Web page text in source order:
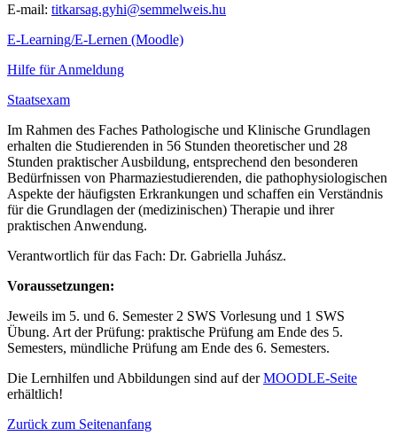
E-mail: titkarsag.gyhi@semmelweis.hu
E-Learning/E-Lernen (Moodle)
Hilfe für Anmeldung
Staatsexam
Im Rahmen des Faches Pathologische und Klinische Grundlagen
erhalten die Studierenden in 56 Stunden theoretischer und 28
Stunden praktischer Ausbildung, entsprechend den besonderen
Bedürfnissen von Pharmaziestudierenden, die pathophysiologischen
Aspekte der häufigsten Erkrankungen und schaffen ein Verständnis
für die Grundlagen der (medizinischen) Therapie und ihrer
praktischen Anwendung.
Verantwortlich für das Fach: Dr. Gabriella Juhász.
Voraussetzungen:
Jeweils im 5. und 6. Semester 2 SWS Vorlesung und 1 SWS
Übung. Art der Prüfung: praktische Prüfung am Ende des 5.
Semesters, mündliche Prüfung am Ende des 6. Semesters.
Die Lernhilfen und Abbildungen sind auf derMOODLE-Seite
erhältlich!
Zurück zum Seitenanfang